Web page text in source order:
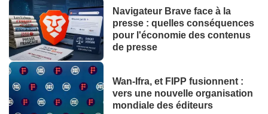
Navigateur Brave face à la
presse : quelles conséquences
pour l'économie des contenus
de presse
Wan-Ifra, et FIPP fusionnent :
vers une nouvelle organisation
mondiale des éditeurs